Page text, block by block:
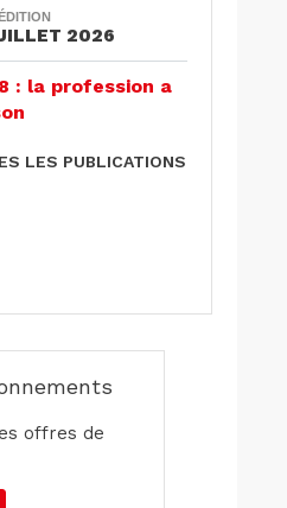
2026
: la profession a
LES PUBLICATIONS
offres de